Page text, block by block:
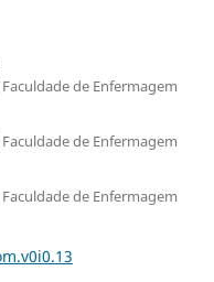
de Enfermagem
de Enfermagem
de Enfermagem